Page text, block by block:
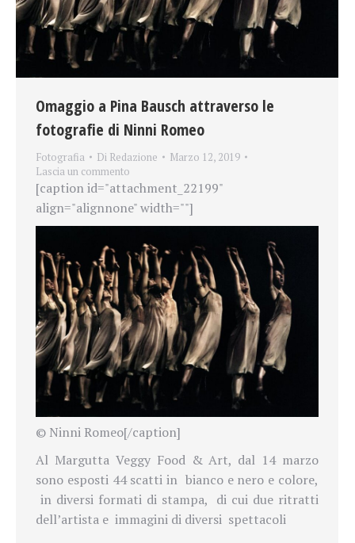
Omaggio a Pina Bausch attraverso le
fotografie di Ninni Romeo
Fotografia Di Redazione
Marzo 12, 2019
Lascia un commento
[caption id="attachment_22199"
align="alignnone" width=""]
© Ninni Romeo[/caption]
Al Margutta Veggy Food & Art, dal 14 marzo
sono esposti 44 scatti in bianco e nero e colore,
in diversi formati di stampa, di cui due ritratti
dell’artista e immagini di diversi spettacoli